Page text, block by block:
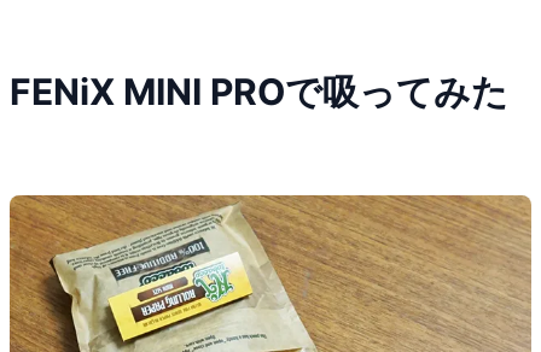
FENiX MINI PROで吸ってみた